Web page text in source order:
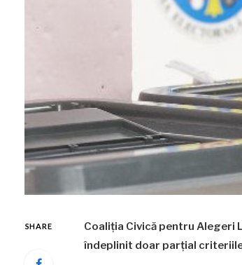
SHARE
Coaliția Civică pentru Alegeri
îndeplinit doar parțial